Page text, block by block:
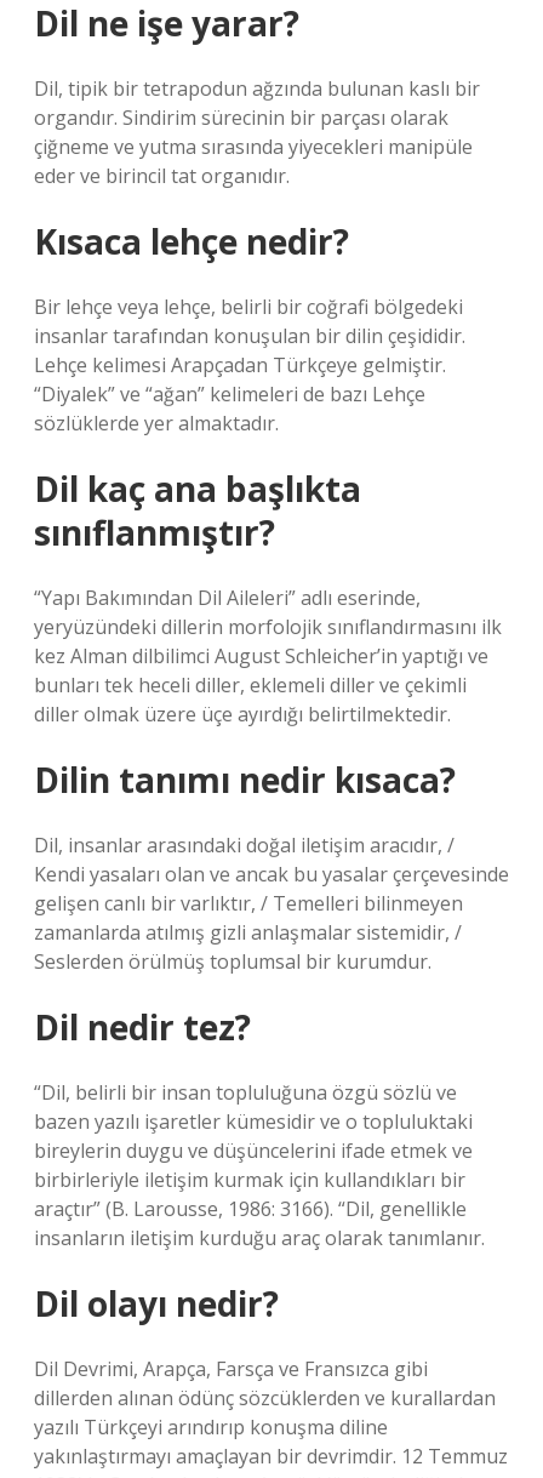
Dil ne işe yarar?
Dil, tipik bir tetrapodun ağzında bulunan kaslı bir
organdır. Sindirim sürecinin bir parçası olarak
çiğneme ve yutma sırasında yiyecekleri manipüle
eder ve birincil tat organıdır.
Kısaca lehçe nedir?
Bir lehçe veya lehçe, belirli bir coğrafi bölgedeki
insanlar tarafından konuşulan bir dilin çeşididir.
Lehçe kelimesi Arapçadan Türkçeye gelmiştir.
“Diyalek” ve “ağan” kelimeleri de bazı Lehçe
sözlüklerde yer almaktadır.
Dil kaç ana başlıkta
sınıflanmıştır?
“Yapı Bakımından Dil Aileleri” adlı eserinde,
yeryüzündeki dillerin morfolojik sınıflandırmasını ilk
kez Alman dilbilimci August Schleicher’in yaptığı ve
bunları tek heceli diller, eklemeli diller ve çekimli
diller olmak üzere üçe ayırdığı belirtilmektedir.
Dilin tanımı nedir kısaca?
Dil, insanlar arasındaki doğal iletişim aracıdır, /
Kendi yasaları olan ve ancak bu yasalar çerçevesinde
gelişen canlı bir varlıktır, / Temelleri bilinmeyen
zamanlarda atılmış gizli anlaşmalar sistemidir, /
Seslerden örülmüş toplumsal bir kurumdur.
Dil nedir tez?
“Dil, belirli bir insan topluluğuna özgü sözlü ve
bazen yazılı işaretler kümesidir ve o topluluktaki
bireylerin duygu ve düşüncelerini ifade etmek ve
birbirleriyle iletişim kurmak için kullandıkları bir
araçtır” (B. Larousse, 1986: 3166). “Dil, genellikle
insanların iletişim kurduğu araç olarak tanımlanır.
Dil olayı nedir?
Dil Devrimi, Arapça, Farsça ve Fransızca gibi
dillerden alınan ödünç sözcüklerden ve kurallardan
yazılı Türkçeyi arındırıp konuşma diline
yakınlaştırmayı amaçlayan bir devrimdir. 12 Temmuz